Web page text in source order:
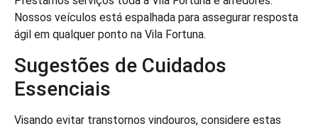
Nossos veículos está espalhada para assegurar resposta
ágil em qualquer ponto na Vila Fortuna.
Sugestões de Cuidados
Essenciais
Visando evitar transtornos vindouros, considere estas